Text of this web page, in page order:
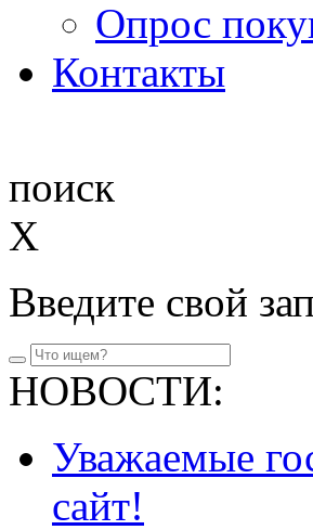
Опрос
Контакты
поиск
X
Введите свой
НОВОСТИ:
Уважаемые
сайт!